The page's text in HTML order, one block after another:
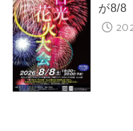
が8/8